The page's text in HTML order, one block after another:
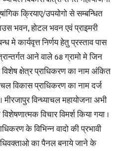
क्रियाए/उपयोगो से सम्बन्धित
भवन, होटल भवन एवं प्राइमरी
कार्यवृत्त निर्णय हेतु प्रस्ताव पास
आने वाले 68 ग्रामो मे जिन
विशेष क्षेत्र प्राधिकरण का नाम अंकित
विकास प्राधिकरण का नाम दर्ज
विन्ध्याचल महायोजना अभी
विचार विमर्श किया गया ।
के विभिन्न वादो की प्रभावी
का पैनल बनाये जाने के